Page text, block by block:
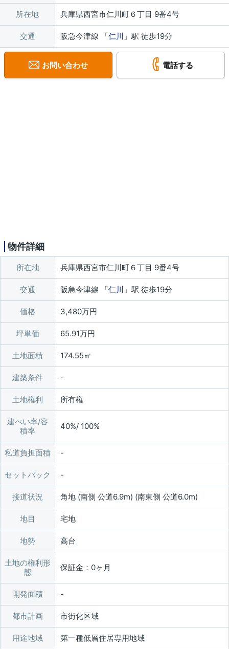
所在地 兵庫県西宮市仁川町６丁目 9番4号
交通 阪急今津線 「仁川 」駅 徒歩19分
お問い合わせ 電話する
物件詳細
所在地 兵庫県西宮市仁川町６丁目 9番4号
交通 阪急今津線 「仁川 」駅 徒歩19分
価格 3,480万円
坪単価 65.91万円
土地面積 174.55㎡
建築条件
土地権利 所有権
建ぺい率/容
積率
40%/ 100%
私道負担面積
セットバック
接道状況 角地 (南側 公道6.9m) (南東側 公道6.0m)
地目 宅地
地勢 高台
土地の権利形
態
保証金：0ヶ月
開発面積
都市計画 市街化区域
用途地域 第一種低層住居専用地域